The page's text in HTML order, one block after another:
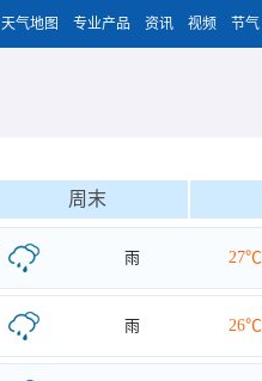
天气地图 专业产品 资讯 视频 节气
周末
雨 27℃
雨 26℃